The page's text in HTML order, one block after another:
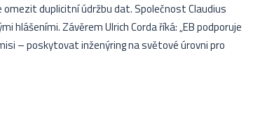
duplicitní údržbu dat. Společnost Claudius
hlášeními. Závěrem Ulrich Corda říká: „EB podporuje
– poskytovat inženýring na světové úrovni pro